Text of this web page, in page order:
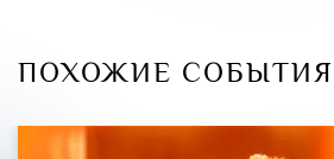
ПОХОЖИЕ СОБЫТИЯ